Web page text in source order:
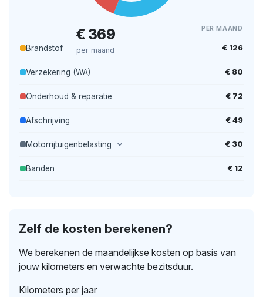
€ 369
per maand
PER MAAND
Brandstof € 126
Verzekering (WA) € 80
Onderhoud & reparatie € 72
Afschrijving € 49
Motorrijtuigenbelasting € 30
Banden € 12
Zelf de kosten berekenen?
We berekenen de maandelijkse kosten op basis van
jouw kilometers en verwachte bezitsduur.
Kilometers per jaar